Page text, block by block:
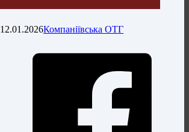
12.01.2026Компаніївська ОТГ